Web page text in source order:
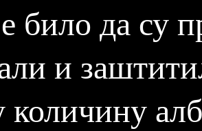
било да су
и
количину